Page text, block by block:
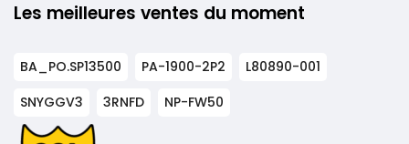
Les meilleures ventes du moment
BA_PO.SP13500 PA-1900-2P2
L80890-001
SNYGGV3
3RNFD NP-FW50